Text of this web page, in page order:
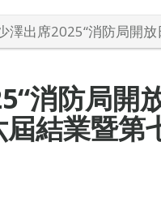
澤出席2025“消防局開放
消防局開
結業暨第